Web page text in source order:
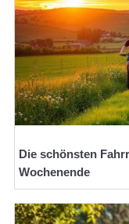
Die schönsten
Wochenende